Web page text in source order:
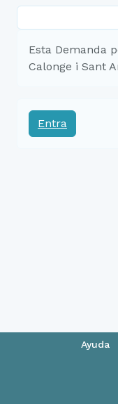
Esta Demanda
Calonge i Sant
Entra
Ayuda